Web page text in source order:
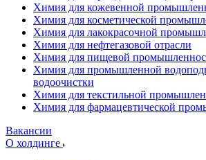
Химия для кожевенной
Химия для косметической
Химия для лакокрасочной
Химия для нефтегазовой отрасли
Химия для пищевой
Химия для промышленной
водоочистки
Химия для текстильной
Химия для фармацевтической
Вакансии
О холдинге